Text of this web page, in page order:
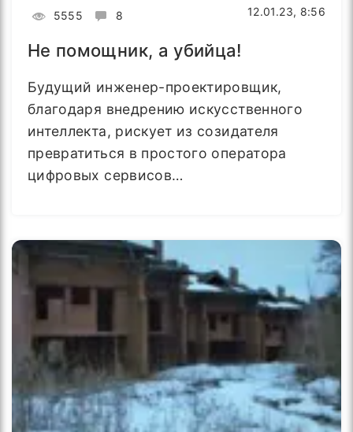
5555 8 12.01.23, 8:56
Не помощник, а убийца!
Будущий инженер-проектировщик,
благодаря внедрению искусственного
интеллекта, рискует из созидателя
превратиться в простого оператора
цифровых сервисов…